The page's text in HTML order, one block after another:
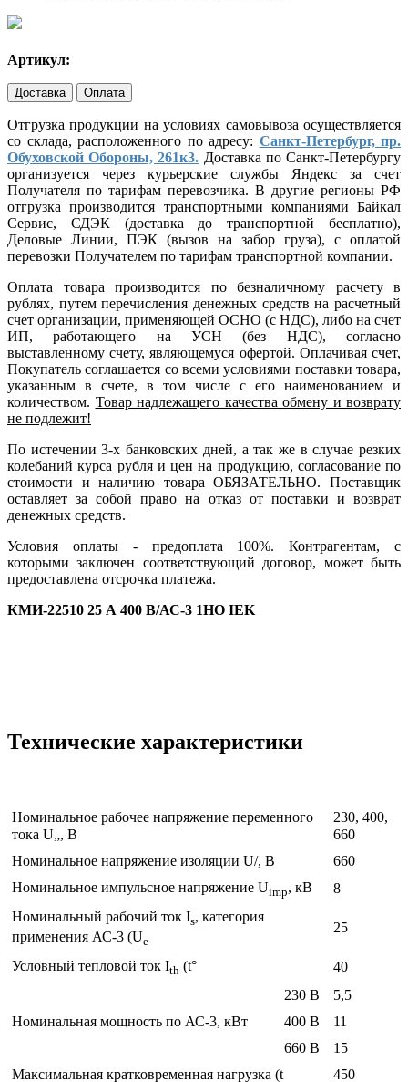
Артикул:
Доставка Оплата
Отгрузка продукции на условиях самовывоза осуществляется
со склада, расположенного по адресу: Санкт-Петербург, пр.
Обуховской Обороны, 261к3. Доставка по Санкт-Петербургу
организуется через курьерские службы Яндекс за счет
Получателя по тарифам перевозчика. В другие регионы РФ
отгрузка производится транспортными компаниями Байкал
Сервис, СДЭК (доставка до транспортной бесплатно),
Деловые Линии, ПЭК (вызов на забор груза), с оплатой
перевозки Получателем по тарифам транспортной компании.
Оплата товара производится по безналичному расчету в
рублях, путем перечисления денежных средств на расчетный
счет организации, применяющей ОСНО (с НДС), либо на счет
ИП, работающего на УСН (без НДС), согласно
выставленному счету, являющемуся офертой. Оплачивая счет,
Покупатель соглашается со всеми условиями поставки товара,
указанным в счете, в том числе с его наименованием и
количеством. Товар надлежащего качества обмену и возврату
не подлежит!
По истечении 3-х банковских дней, а так же в случае резких
колебаний курса рубля и цен на продукцию, согласование по
стоимости и наличию товара ОБЯЗАТЕЛЬНО. Поставщик
оставляет за собой право на отказ от поставки и возврат
денежных средств.
Условия оплаты - предоплата 100%. Контрагентам, с
которыми заключен соответствующий договор, может быть
предоставлена отсрочка платежа.
КМИ-22510 25 А 400 В/АС-3 1НО IEK
Технические характеристики
Номинальное рабочее напряжение переменного
тока U„, В
230, 400,
660
Номинальное напряжение изоляции U/, В
660
Номинальное импульсное напряжение Uimp, кВ
8
Номинальный рабочий ток Is, категория
применения АС-3 (Ue
25
Условный тепловой ток Ith (t° 40
Номинальная мощность по АС-3, кВт
230 В
5,5
400 В
11
660 В
15
Максимальная кратковременная нагрузка (t
450